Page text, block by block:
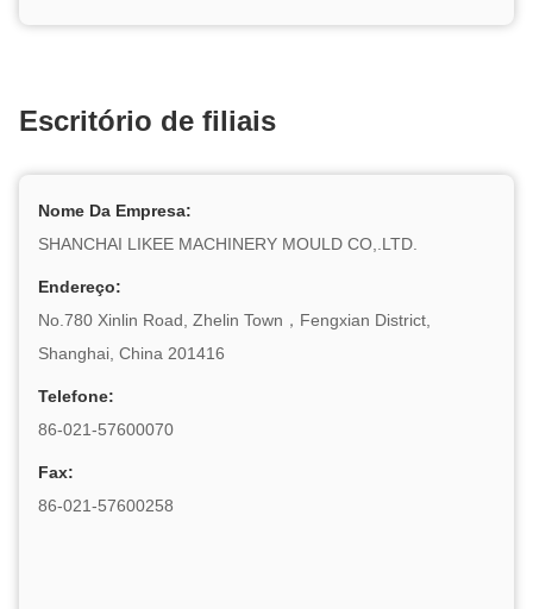
Escritório de filiais
Nome Da Empresa:
SHANCHAI LIKEE MACHINERY MOULD CO,.LTD.
Endereço:
No.780 Xinlin Road, Zhelin Town，Fengxian District,
Shanghai, China 201416
Telefone:
86-021-57600070
Fax:
86-021-57600258